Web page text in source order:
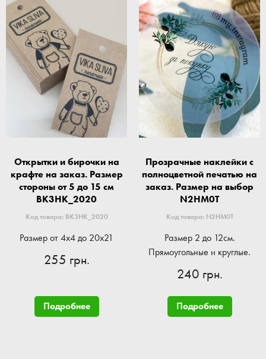
Открытки и бирочки на
крафте на заказ. Размер
стороны от 5 до 15 см
BK3HK_2020
Код товара: BK3HK_2020
Размер от 4x4 до 20x21
255 грн.
Подробнее
Прозрачные наклейки с
полноцветной печатью на
заказ. Размер на выбор
N2HM0T
Код товара: N2HM0T
Размер 2 до 12см.
Прямоугольные и круглые.
240 грн.
Подробнее